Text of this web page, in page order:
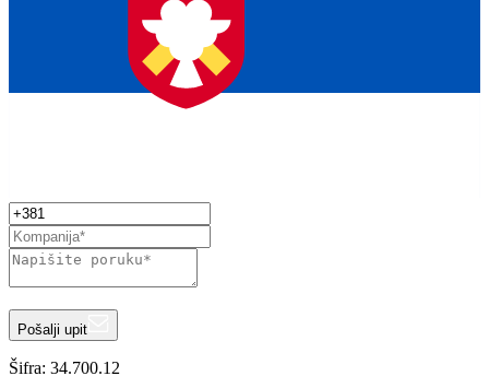
Pošalji upit
Šifra: 34.700.12